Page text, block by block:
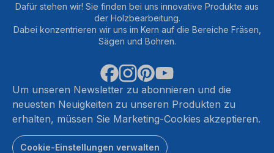
Dafür stehen wir! Sie finden bei uns innovative Produkte aus
der Holzbearbeitung.
Dabei konzentrieren wir uns im Kern auf die Bereiche Fräsen,
Sägen und Bohren.
Um unseren Newsletter zu abonnieren und die
neuesten Neuigkeiten zu unseren Produkten zu
erhalten, müssen Sie Marketing-Cookies akzeptieren.
Cookie-Einstellungen verwalten